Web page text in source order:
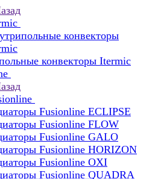
конвекторы
конвекторы Itermic
Fusionline ECLIPSE
Fusionline FLOW
Fusionline GALO
Fusionline HORIZON
Fusionline OXI
Fusionline QUADRA